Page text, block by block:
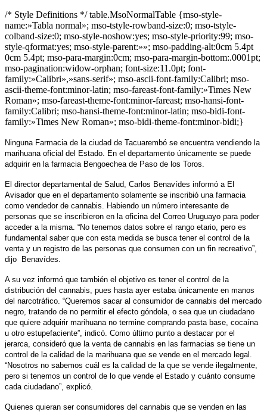
/* Style Definitions */ table.MsoNormalTable {mso-style-
name:»Tabla normal»; mso-tstyle-rowband-size:0; mso-tstyle-
colband-size:0; mso-style-noshow:yes; mso-style-priority:99; mso-
style-qformat:yes; mso-style-parent:»»; mso-padding-alt:0cm 5.4pt
0cm 5.4pt; mso-para-margin:0cm; mso-para-margin-bottom:.0001pt;
mso-pagination:widow-orphan; font-size:11.0pt; font-
family:»Calibri»,»sans-serif»; mso-ascii-font-family:Calibri; mso-
ascii-theme-font:minor-latin; mso-fareast-font-family:»Times New
Roman»; mso-fareast-theme-font:minor-fareast; mso-hansi-font-
family:Calibri; mso-hansi-theme-font:minor-latin; mso-bidi-font-
family:»Times New Roman»; mso-bidi-theme-font:minor-bidi;}
Ninguna Farmacia de la ciudad de Tacuarembó se encuentra vendiendo la
marihuana oficial del Estado. En el departamento únicamente se puede
adquirir en la farmacia Bengoechea de Paso de los Toros.
El director departamental de Salud, Carlos Benavídes informó a El
Avisador que en el departamento solamente se inscribió una farmacia
como vendedor de cannabis. Habiendo un número interesante de
personas que se inscribieron en la oficina del Correo Uruguayo para poder
acceder a la misma. “No tenemos datos sobre el rango etario, pero es
fundamental saber que con esta medida se busca tener el control de la
venta y un registro de las personas que consumen con un fin recreativo”,
dijo
Benavídes.
A su vez informó que también el objetivo es tener el control de la
distribución del cannabis, pues hasta ayer estaba únicamente en manos
del narcotráfico. “Queremos sacar al consumidor de cannabis del mercado
negro, tratando de no permitir el efecto góndola, o sea que un ciudadano
que quiere adquirir marihuana no termine comprando pasta base, cocaína
u otro estupefaciente”, indicó. Como último punto a destacar por el
jerarca, consideró que la venta de cannabis en las farmacias se tiene un
control de la calidad de la marihuana que se vende en el mercado legal.
“Nosotros no sabemos cuál es la calidad de la que se vende ilegalmente,
pero si tenemos un control de lo que vende el Estado y cuánto consume
cada ciudadano”, explicó.
Quienes quieran ser consumidores del cannabis que se venden en las